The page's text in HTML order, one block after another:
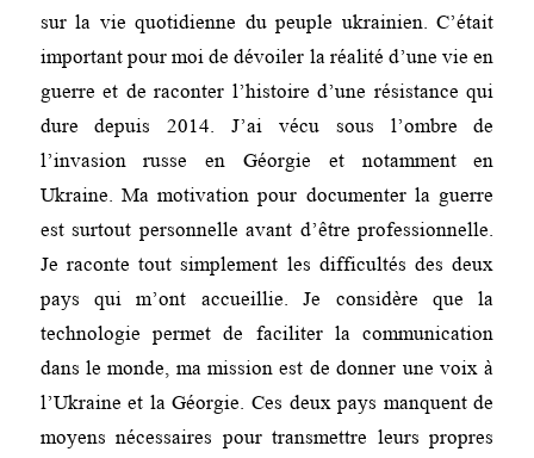
sur la vie quotidienne du peuple ukrainien. C’était
important pour moi de dévoiler la réalité d’une vie en
guerre et de raconter l’histoire d’une résistance qui
dure depuis 2014. J’ai vécu sous l’ombre de
l’invasion russe en Géorgie et notamment en
Ukraine. Ma motivation pour documenter la guerre
est surtout personnelle avant d’être professionnelle.
Je raconte tout simplement les difficultés des deux
pays qui m’ont accueillie. Je considère que la
technologie permet de faciliter la communication
dans le monde, ma mission est de donner une voix à
l’Ukraine et la Géorgie. Ces deux pays manquent de
moyens nécessaires pour transmettre leurs propres